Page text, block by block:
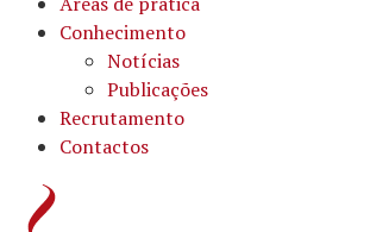
Conhecimento
Notícias
Publicações
Recrutamento
Contactos